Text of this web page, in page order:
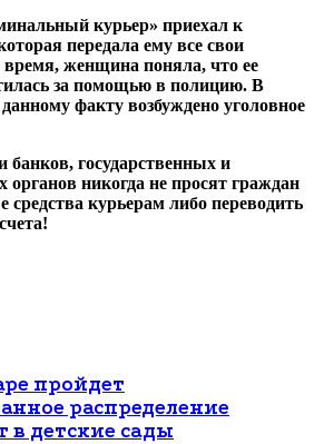
курьер» приехал к
передала ему все свои
женщина поняла, что ее
за помощью в полицию. В
факту возбуждено уголовное
банков, государственных и
органов никогда не просят граждан
средства курьерам либо переводить
пройдет
распределение
в детские сады